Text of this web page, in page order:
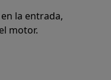
la entrada,
motor.